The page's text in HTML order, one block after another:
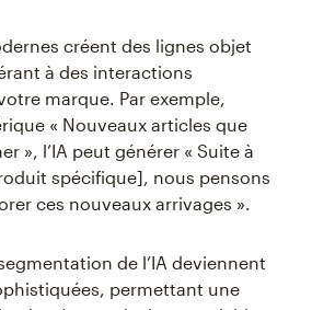
créent des lignes objet
à des interactions
marque. Par exemple,
« Nouveaux articles que
», l’IA peut générer « Suite à
spécifique], nous pensons
ces nouveaux arrivages ».
de l’IA deviennent
permettant une